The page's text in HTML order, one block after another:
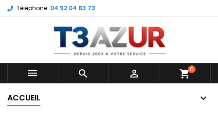
Téléphone: 04 92 04 83 73
   shopping_cart0
ACCUEIL